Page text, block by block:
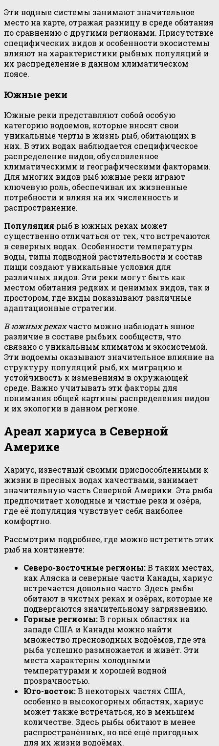
Эти водные системы занимают значительное
место на карте, отражая разницу в среде обитания
по сравнению с другими регионами. Присутствие
специфических видов и особенности экосистемы
влияют на характеристики рыбных популяций и
их распределение в данном климатическом
поясе.
Южные реки
Южные реки представляют собой особую
категорию водоемов, которые вносят свои
уникальные черты в жизнь рыб, обитающих в
них. В этих водах наблюдается специфическое
распределение видов, обусловленное
климатическими и географическими факторами.
Для многих видов рыб южные реки играют
ключевую роль, обеспечивая их жизненные
потребности и влияя на их численность и
распространение.
Популяция рыб в южных реках может
существенно отличаться от тех, что встречаются
в северных водах. Особенности температуры
воды, типы подводной растительности и состав
пищи создают уникальные условия для
различных видов. Эти реки могут быть как
местом обитания редких и ценимых видов, так и
простором, где виды показывают различные
адаптационные стратегии.
В южных рекахчасто можно наблюдать явное
различие в составе рыбьих сообществ, что
связано с уникальным климатом и экосистемой.
Эти водоемы оказывают значительное влияние на
структуру популяций рыб, их миграцию и
устойчивость к изменениям в окружающей
среде. Важно учитывать эти факторы для
понимания общей картины распределения видов
и их экологии в данном регионе.
Ареал хариуса в Северной
Америке
Хариус, известный своими приспособленными к
жизни в пресных водах качествами, занимает
значительную часть Северной Америки. Эта рыба
предпочитает холодные и чистые реки и озёра,
где её популяция чувствует себя наиболее
комфортно.
Рассмотрим подробнее, где можно встретить этих
рыб на континенте:
Северо-восточные регионы:В таких местах,
как Аляска и северные части Канады, хариус
встречается довольно часто. Здесь рыбы
обитают в чистых реках и озёрах, которые не
подвергаются значительному загрязнению.
Горные регионы:В горных областях на
западе США и Канады можно найти
множество пресноводных водоёмов, где эта
рыба успешно размножается и живёт. Эти
места характерны холодными
температурами и хорошей водной
прозрачностью.
Юго-восток:В некоторых частях США,
особенно в высокогорных областях, хариус
может также встречаться, но в меньшем
количестве. Здесь рыбы обитают в менее
распространённых, но всё ещё пригодных
для их жизни водоёмах.